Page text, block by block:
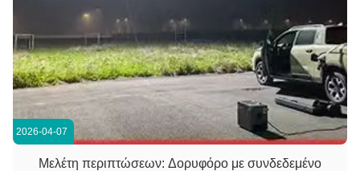
2026-04-07
Μελέτη περιπτώσεων: Δορυφόρο με συνδεδεμένο